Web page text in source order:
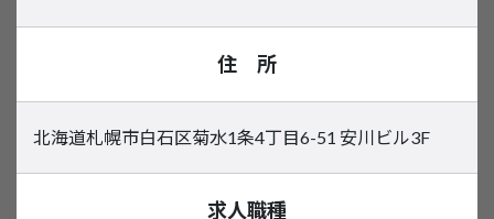
住 所
北海道札幌市白石区菊水1条4丁目6-51 安川ビル3F
求人職種